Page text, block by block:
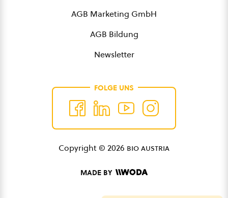
AGB Marketing GmbH
AGB Bildung
Newsletter
FOLGE UNS
Copyright © 2026 bio austria
MADE BY